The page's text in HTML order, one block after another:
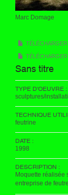
Marc Domage
Sans titre
TYPE D'OEUVRE :
sculptures/
TECHNIQUE
feutrine
DATE :
1998
DESCRIPTION :
Moquette réalisée
entreprise de